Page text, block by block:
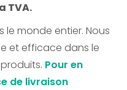
TVA.
le monde entier. Nous
et efficace dans le
Pour en
de livraison